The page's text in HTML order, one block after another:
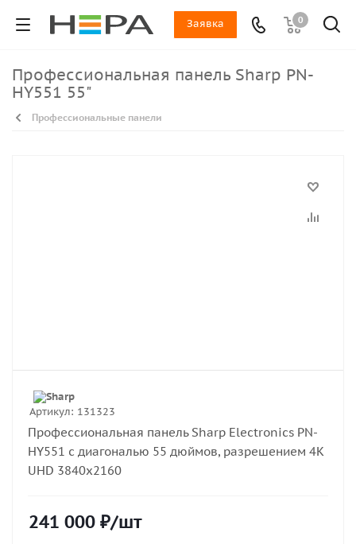
0
Заявка
Профессиональная панель Sharp PN-
HY551 55"
Профессиональные панели
Артикул: 131323
Профессиональная панель Sharp Electronics PN-
HY551 с диагональю 55 дюймов, разрешением 4K
UHD 3840x2160
241 000 ₽/шт